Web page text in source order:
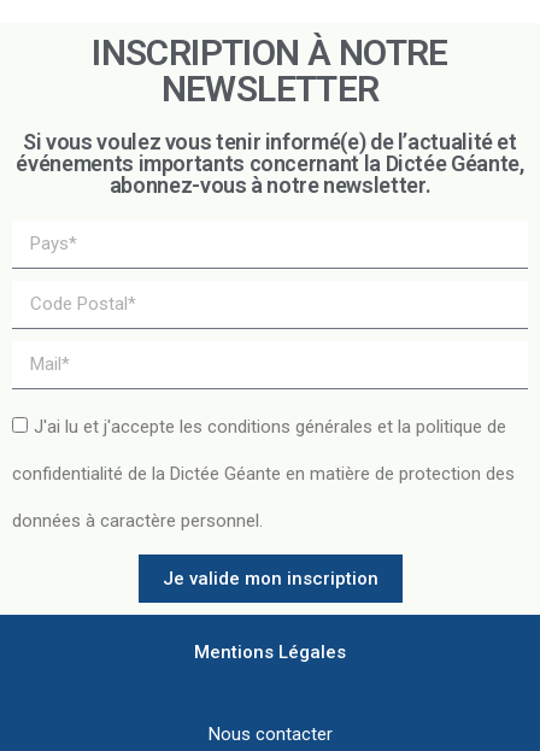
INSCRIPTION À NOTRE
NEWSLETTER
Si vous voulez vous tenir informé(e) de l’actualité et
événements importants concernant la Dictée Géante,
abonnez-vous à notre newsletter.
J'ai lu et j'accepte les conditions générales et la politique de
confidentialité de la Dictée Géante en matière de protection des
données à caractère personnel.
Je valide mon inscription
Mentions Légales
Nous contacter